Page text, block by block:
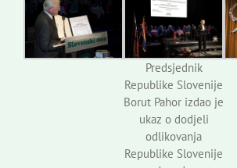
Predsjednik
Republike Slovenije
Borut Pahor izdao je
ukaz o dodjeli
odlikovanja
Republike Slovenije